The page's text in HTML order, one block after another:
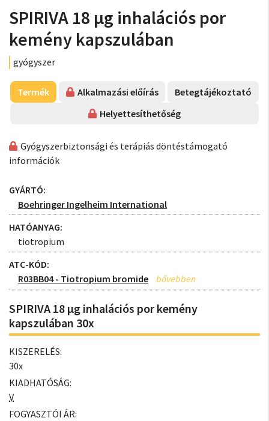
SPIRIVA 18 µg inhalációs por
kemény kapszulában
gyógyszer
Termék Alkalmazási előírás
Betegtájékoztató
Helyettesíthetőség
Gyógyszerbiztonsági és terápiás döntéstámogató
információk
GYÁRTÓ:
Boehringer Ingelheim International
HATÓANYAG:
tiotropium
ATC-KÓD:
R03BB04 - Tiotropium bromide
SPIRIVA 18 µg inhalációs por kemény
kapszulában 30x
KISZERELÉS:
30x
KIADHATÓSÁG:
V
FOGYASZTÓI ÁR: